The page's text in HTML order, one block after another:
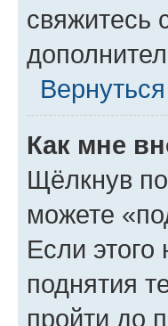
свяжитесь
Как мне
Щёлкнув
можете
Если этого
поднятия
пройти до